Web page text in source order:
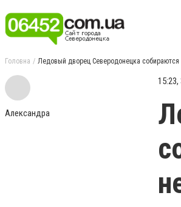
Головна Ледовый дворец Северодонецка
Александра
15:23,